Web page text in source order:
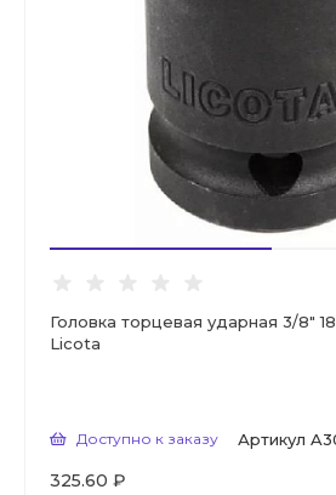
Головка торцевая ударная 3/8"
Licota
Доступно к заказу Артикул
325.60 ₽